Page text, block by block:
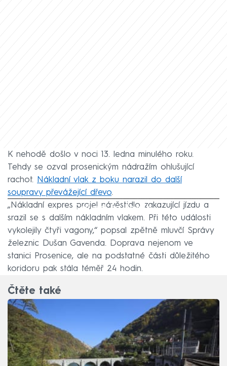
K nehodě došlo v noci 13. ledna minulého roku.
Tehdy se ozval prosenickým nádražím ohlušující
rachot. Nákladní vlak z boku narazil do další
soupravy převážející dřevo.
Failed to fetch
„Nákladní expres projel návěstidlo zakazující jízdu a
srazil se s dalším nákladním vlakem. Při této události
vykolejily čtyři vagony,“ popsal zpětně mluvčí Správy
železnic Dušan Gavenda. Doprava nejenom ve
stanici Prosenice, ale na podstatné části důležitého
koridoru pak stála téměř 24 hodin.
Čtěte také